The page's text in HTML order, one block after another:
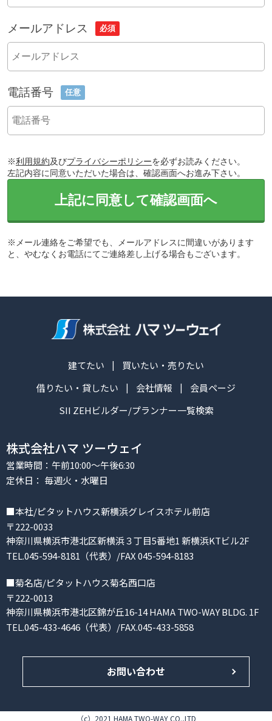
メールアドレス 必須
電話番号 任意
※利用規約及びプライバシーポリシーを必ずお読みください。
左記内容に同意いただいた場合は、確認画面へお進み下さい。
上記に同意して確認画面へ
※メール連絡をご希望でも、メールアドレスに間違いがあります
と、やむなくお電話にてご連絡差し上げる場合もございます。
建てたい
買いたい・売りたい
借りたい・貸したい
会社情報
会員ページ
SII ZEHビルダー/プランナー一覧検索
株式会社ハマ ツーウェイ
営業時間：午前10:00～午後6:30
定休日： 毎週火・水曜日
■本社/ピタットハウス新横浜グレイスホテル前店
〒222-0033
神奈川県横浜市港北区新横浜３丁目5番地1 新横浜KTビル2F
TEL.045-594-8181（代表）/FAX 045-594-8183
■菊名店/ピタットハウス菊名西口店
〒222-0013
神奈川県横浜市港北区錦が丘16-14 HAMA TWO-WAY BLDG. 1F
TEL.045-433-4646（代表）/FAX.045-433-5858
お問い合わせ
（c）2021 HAMA TWO-WAY CO.,LTD